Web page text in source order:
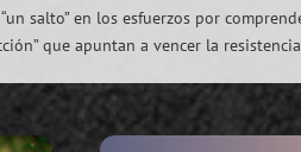
salto” en los esfuerzos por
que apuntan a vencer la